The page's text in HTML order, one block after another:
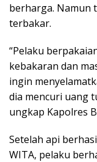
berharga. Namun
terbakar.
“Pelaku
kebakaran dan
ingin
dia mencuri uang
ungkap Kapolres
Setelah api
WITA, pelaku